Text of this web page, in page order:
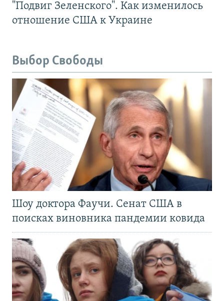
"Подвиг Зеленского". Как изменилось
отношение США к Украине
Выбор Свободы
Шоу доктора Фаучи. Сенат США в
поисках виновника пандемии ковида